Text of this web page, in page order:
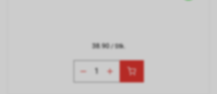
38.90/ Stk.